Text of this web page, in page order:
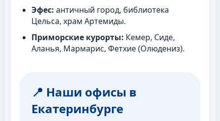
Эфес: античный город, библиотека
Цельса, храм Артемиды.
Приморские курорты: Кемер, Сиде,
Аланья, Мармарис, Фетхие (Олюдениз).
📍 Наши офисы в
Екатеринбурге